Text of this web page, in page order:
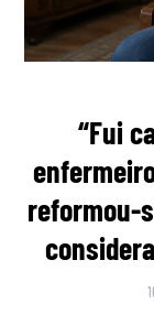
“Fui
reformou-